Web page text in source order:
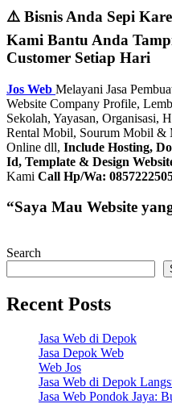
⚠️ Bisnis Anda Sepi
Kami Bantu Anda
Customer Setiap Hari
Jos Web Melayani Jasa
Website Company Profile,
Sekolah, Yayasan, Organisasi,
Rental Mobil, Sourum Mobil
Online dll, Include Hosting,
Id, Template & Design
Kami Call Hp/Wa:
“Saya Mau Website
Search
Recent Posts
Jasa Web di Depok
Jasa Depok Web
Web Jos
Jasa Web di Depok
Jasa Web Pondok Jaya: